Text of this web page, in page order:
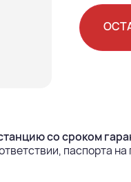
со сроком
паспорта